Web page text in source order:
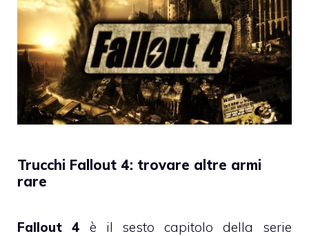
Trucchi Fallout 4: trovare altre armi
rare
Fallout 4 è il sesto capitolo della serie